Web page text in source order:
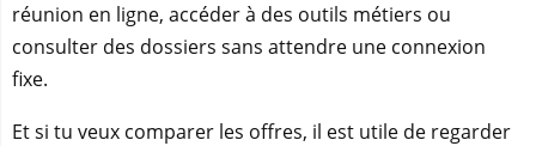
réunion en ligne, accéder à des outils métiers ou
consulter des dossiers sans attendre une connexion
fixe.
Et si tu veux comparer les offres, il est utile de regarder